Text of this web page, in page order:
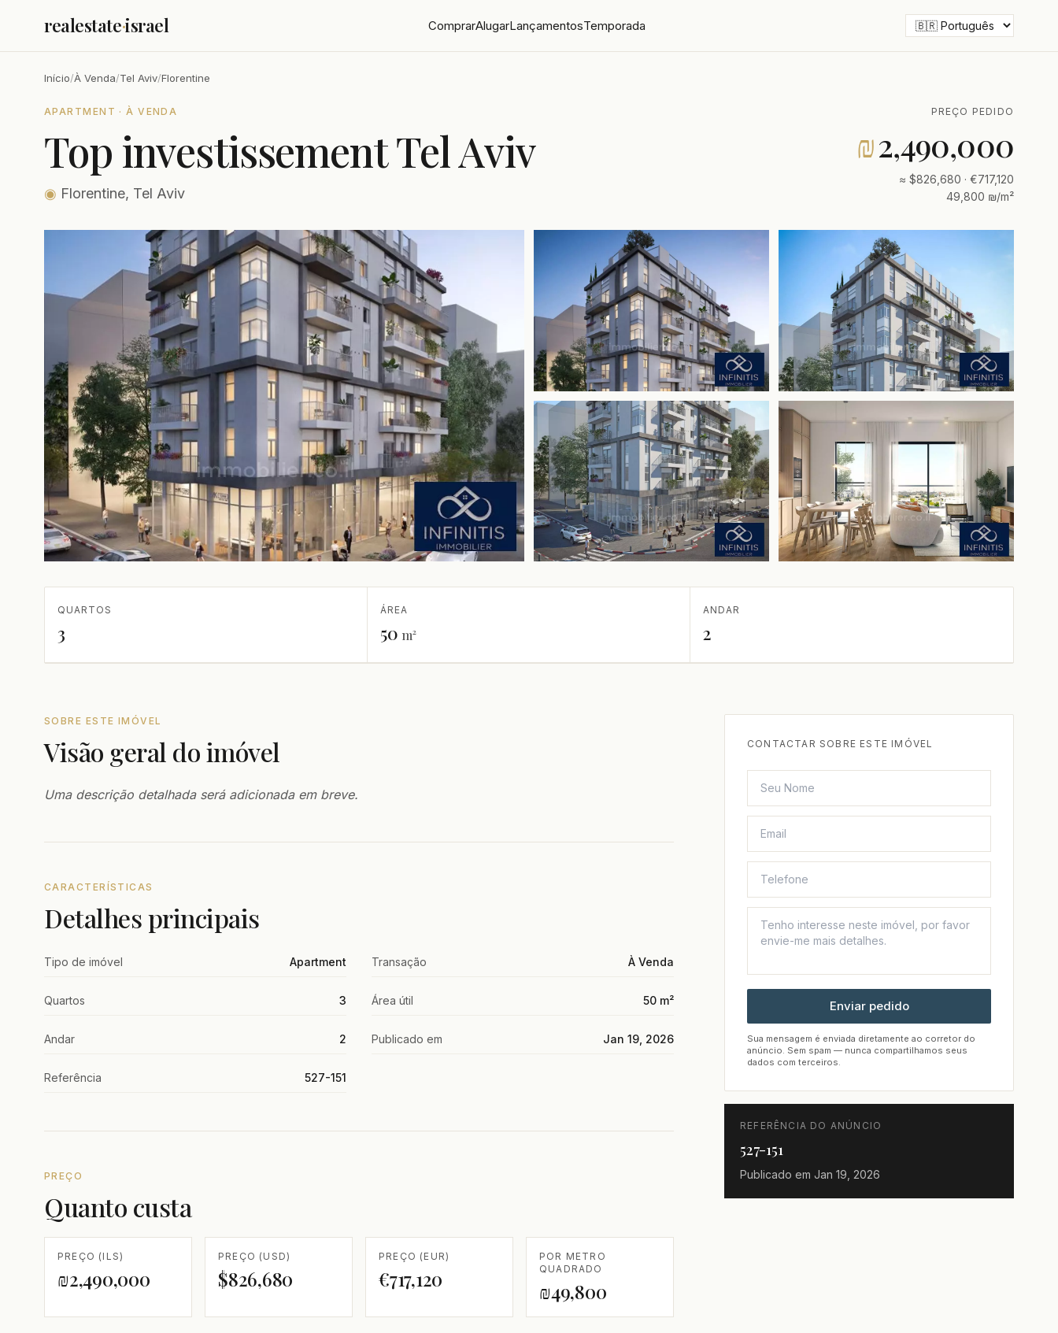
realestate·israel ComprarAlugarLançamentosTemporada
Início/À Venda/Tel Aviv/Florentine
APARTMENT · À VENDA
Top investissement Tel Aviv
◉ Florentine, Tel Aviv
PREÇO PEDIDO
₪2,490,000
≈ $826,680 · €717,120
49,800 ₪/m²
QUARTOS
3
ÁREA
50 m²
ANDAR
2
SOBRE ESTE IMÓVEL
Visão geral do imóvel
Uma descrição detalhada será adicionada em breve.
CARACTERÍSTICAS
Detalhes principais
Tipo de imóvel Apartment Transação À Venda
Quartos 3 Área útil 50 m²
Andar 2 Publicado em Jan 19, 2026
Referência 527-151
PREÇO
Quanto custa
PREÇO (ILS)
₪2,490,000
PREÇO (USD)
$826,680
PREÇO (EUR)
€717,120
POR METRO
QUADRADO
₪49,800
CONTACTAR SOBRE ESTE IMÓVEL
Enviar pedido
Sua mensagem é enviada diretamente ao corretor do
anúncio. Sem spam — nunca compartilhamos seus
dados com terceiros.
REFERÊNCIA DO ANÚNCIO
527-151
Publicado em Jan 19, 2026